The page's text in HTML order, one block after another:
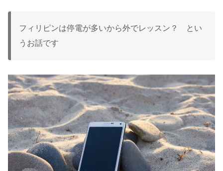
フィリピンは停電が多いから外でレッスン？ とい
うお話です